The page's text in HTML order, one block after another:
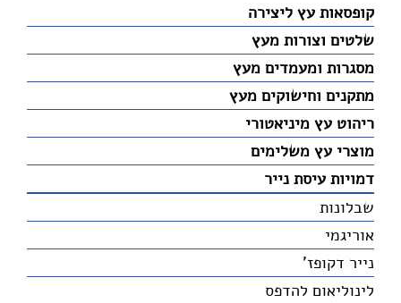
קופסאות עץ ליצירה
שלטים וצורות מעץ
מסגרות ומעמדים מעץ
מתקנים וחישוקים מעץ
ריהוט עץ מיניאטורי
מוצרי עץ משלימים
דמויות עיסת נייר
שבלונות
אוריגמי
נייר דקופז'
לינוליאום להדפס